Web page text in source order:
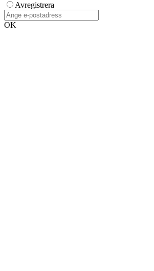
Avregistrera
OK